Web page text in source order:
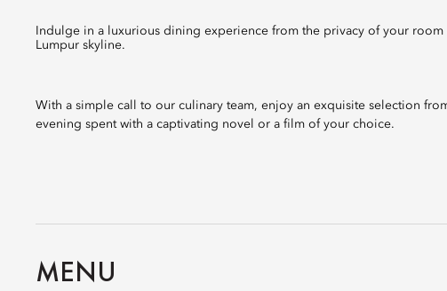
Lumpur skyline.
With a simple call to our culinary team, enjoy an exquisite selection
evening spent with a captivating novel or a film of your choice.
MENU